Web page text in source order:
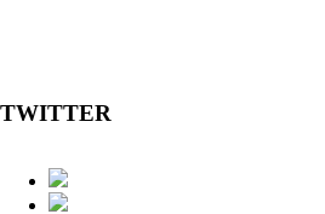
TWITTER